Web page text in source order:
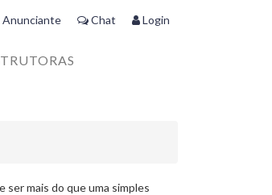
Anunciante Chat Login
ser mais do que uma simples